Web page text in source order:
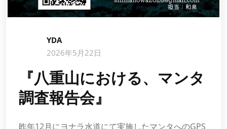
YDA
2026年5月22日
『八重山における、マンタ
調査報告会』
昨年12月にヨナラ水道にて実施したマンタへのGPS